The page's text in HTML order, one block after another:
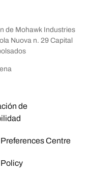
de Mohawk Industries
Nuova n. 29 Capital
de
Centre